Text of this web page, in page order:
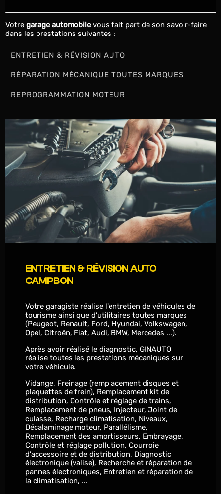
Votre garage automobilevous fait part de son savoir-faire
dans les prestations suivantes :
ENTRETIEN & RÉVISION AUTO
RÉPARATION MÉCANIQUE TOUTES MARQUES
REPROGRAMMATION MOTEUR
ENTRETIEN & RÉVISION AUTO
CAMPBON
Votre garagiste réalise l'entretien de véhicules de
tourisme ainsi que d'utilitaires toutes marques
(Peugeot, Renault, Ford, Hyundai, Volkswagen,
Opel, Citroën, Fiat, Audi, BMW, Mercedes ...).
Après avoir réalisé le diagnostic, GINAUTO
réalise toutes les prestations mécaniques sur
votre véhicule.
Vidange, Freinage (remplacement disques et
plaquettes de frein), Remplacement kit de
distribution, Contrôle et réglage de trains,
Remplacement de pneus, Injecteur, Joint de
culasse, Recharge climatisation, Niveaux,
Décalaminage moteur, Parallélisme,
Remplacement des amortisseurs, Embrayage,
Contrôle et réglage pollution, Courroie
d'accessoire et de distribution, Diagnostic
électronique (valise), Recherche et réparation de
pannes électroniques, Entretien et réparation de
la climatisation, ...